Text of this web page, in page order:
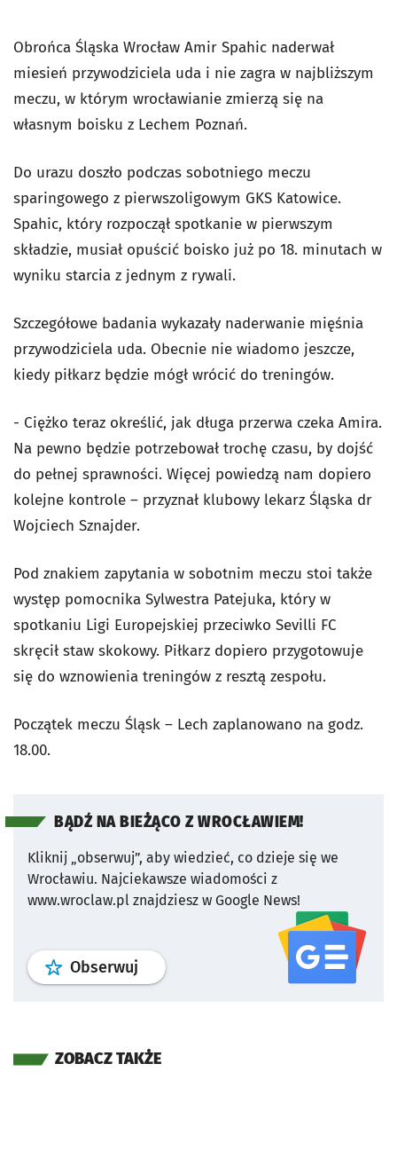
Obrońca Śląska Wrocław Amir Spahic naderwał
miesień przywodziciela uda i nie zagra w najbliższym
meczu, w którym wrocławianie zmierzą się na
własnym boisku z Lechem Poznań.
Do urazu doszło podczas sobotniego meczu
sparingowego z pierwszoligowym GKS Katowice.
Spahic, który rozpoczął spotkanie w pierwszym
składzie, musiał opuścić boisko już po 18. minutach w
wyniku starcia z jednym z rywali.
Szczegółowe badania wykazały naderwanie mięśnia
przywodziciela uda. Obecnie nie wiadomo jeszcze,
kiedy piłkarz będzie mógł wrócić do treningów.
- Ciężko teraz określić, jak długa przerwa czeka Amira.
Na pewno będzie potrzebował trochę czasu, by dojść
do pełnej sprawności. Więcej powiedzą nam dopiero
kolejne kontrole – przyznał klubowy lekarz Śląska dr
Wojciech Sznajder.
Pod znakiem zapytania w sobotnim meczu stoi także
występ pomocnika Sylwestra Patejuka, który w
spotkaniu Ligi Europejskiej przeciwko Sevilli FC
skręcił staw skokowy. Piłkarz dopiero przygotowuje
się do wznowienia treningów z resztą zespołu.
Początek meczu Śląsk – Lech zaplanowano na godz.
18.00.
BĄDŹ NA BIEŻĄCO Z WROCŁAWIEM!
Kliknij „obserwuj”, aby wiedzieć, co dzieje się we
Wrocławiu. Najciekawsze wiadomości z
www.wroclaw.pl znajdziesz w Google News!
Obserwuj profil serwisu
ZOBACZ TAKŻE